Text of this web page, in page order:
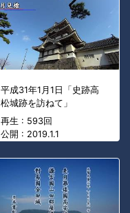
平成31年1月1日「史跡高
松城跡を訪ねて」
再生 : 593回
公開 : 2019.1.1